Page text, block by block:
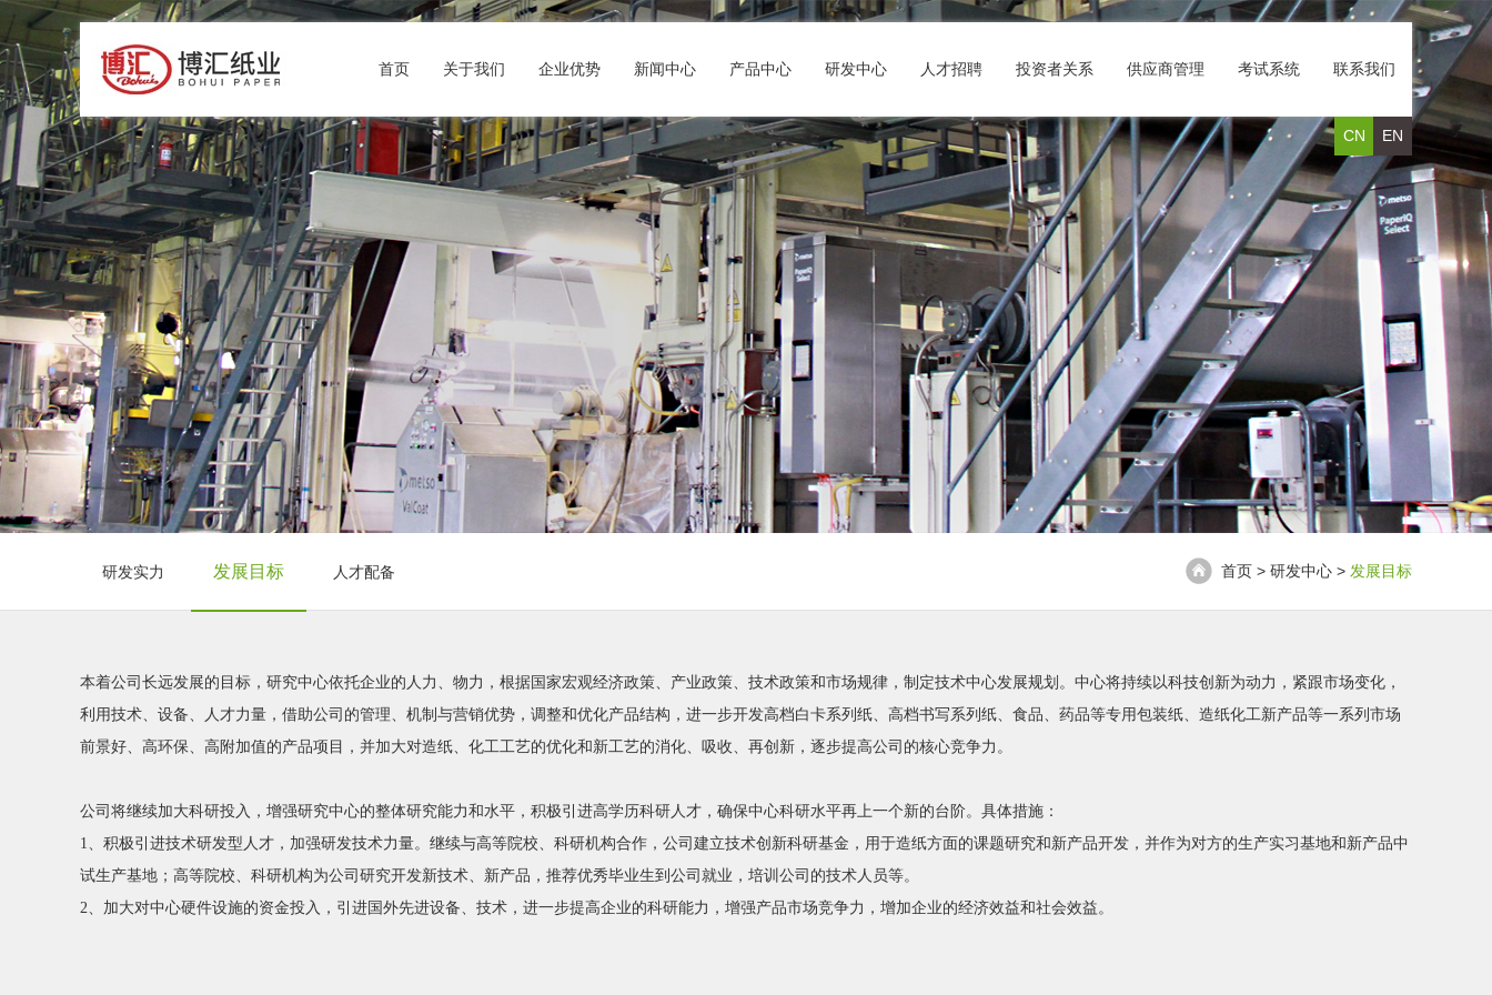
首页 关于我们 企业优势 新闻中心 产品中心 研发中心 人才招聘 投资者关系 供应商管理 考试系统 联系我们
CN EN
研发实力 发展目标 人才配备 首页 > 研发中心 > 发展目标
本着公司长远发展的目标，研究中心依托企业的人力、物力，根据国家宏观经济政策、产业政策、技术政策和市场规律，制定技术中心发展规划。中心将持续以科技创新为动力，紧跟市场变化，
利用技术、设备、人才力量，借助公司的管理、机制与营销优势，调整和优化产品结构，进一步开发高档白卡系列纸、高档书写系列纸、食品、药品等专用包装纸、造纸化工新产品等一系列市场
前景好、高环保、高附加值的产品项目，并加大对造纸、化工工艺的优化和新工艺的消化、吸收、再创新，逐步提高公司的核心竞争力。
公司将继续加大科研投入，增强研究中心的整体研究能力和水平，积极引进高学历科研人才，确保中心科研水平再上一个新的台阶。具体措施：
1、积极引进技术研发型人才，加强研发技术力量。继续与高等院校、科研机构合作，公司建立技术创新科研基金，用于造纸方面的课题研究和新产品开发，并作为对方的生产实习基地和新产品中
试生产基地；高等院校、科研机构为公司研究开发新技术、新产品，推荐优秀毕业生到公司就业，培训公司的技术人员等。
2、加大对中心硬件设施的资金投入，引进国外先进设备、技术，进一步提高企业的科研能力，增强产品市场竞争力，增加企业的经济效益和社会效益。